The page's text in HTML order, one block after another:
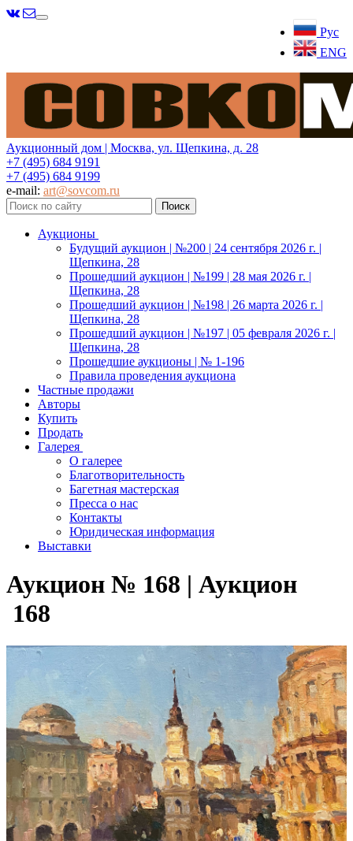
Рус
ENG
Меню
Аукционный дом | Москва, ул. Щепкина, д. 28
+7 (495) 684 9191
+7 (495) 684 9199
e-mail: art@sovcom.ru
Аукционы
Будущий аукцион | №200 | 24 сентября 2026 г. |
Щепкина, 28
Прошедший аукцион | №199 | 28 мая 2026 г. |
Щепкина, 28
Прошедший аукцион | №198 | 26 марта 2026 г. |
Щепкина, 28
Прошедший аукцион | №197 | 05 февраля 2026 г. |
Щепкина, 28
Прошедшие аукционы | № 1-196
Правила проведения аукциона
Частные продажи
Авторы
Купить
Продать
Галерея
О галерее
Благотворительность
Багетная мастерская
Пресса о нас
Контакты
Юридическая информация
Выставки
Аукцион № 168 | Аукцион
168